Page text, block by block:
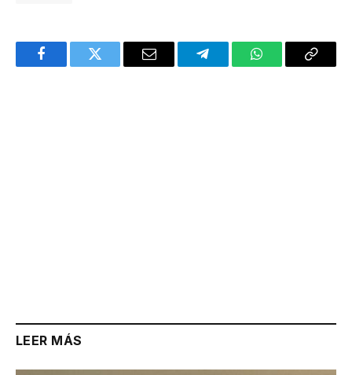
FacebookTwitter Email TelegramWhatsAppCopy
LEER MÁS